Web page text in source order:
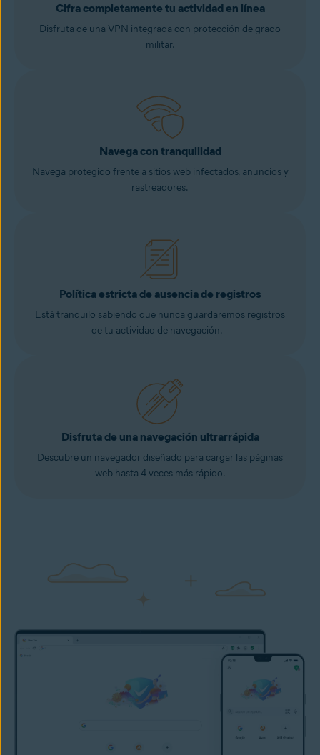
Cifra completamente tu actividad en línea
Disfruta de una VPN integrada con protección de grado
militar.
Navega con tranquilidad
Navega protegido frente a sitios web infectados, anuncios y
rastreadores.
Política estricta de ausencia de registros
Está tranquilo sabiendo que nunca guardaremos registros
de tu actividad de navegación.
Disfruta de una navegación ultrarrápida
Descubre un navegador diseñado para cargar las páginas
web hasta 4 veces más rápido.